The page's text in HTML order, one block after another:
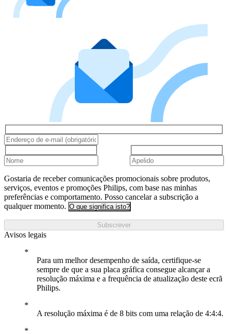
Gostaria de receber comunicações promocionais sobre produtos,
serviços, eventos e promoções Philips, com base nas minhas
preferências e comportamento. Posso cancelar a subscrição a
qualquer momento. O que significa isto?
Subscrever
Avisos legais
Para um melhor desempenho de saída, certifique-se
sempre de que a sua placa gráfica consegue alcançar a
resolução máxima e a frequência de atualização deste ecrã
Philips.
A resolução máxima é de 8 bits com uma relação de 4:4:4.